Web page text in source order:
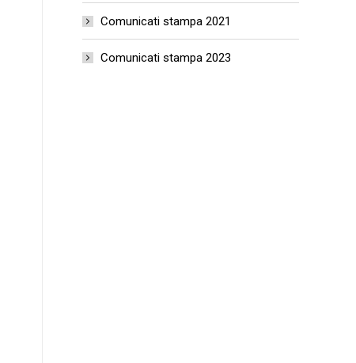
Comunicati stampa 2021
Comunicati stampa 2023